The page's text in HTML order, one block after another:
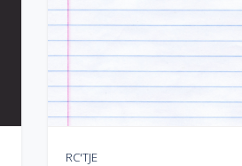
RC'TJE